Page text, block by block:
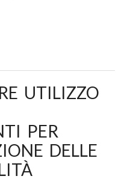
UTILIZZO
PER
DELLE